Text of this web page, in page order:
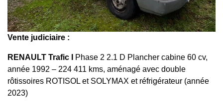
Vente judiciaire :
RENAULT Trafic I
Phase 2 2.1 D Plancher cabine 60 cv,
année 1992 – 224 411 kms, aménagé avec double
rôtissoires ROTISOL et SOLYMAX et réfrigérateur (année
2023)